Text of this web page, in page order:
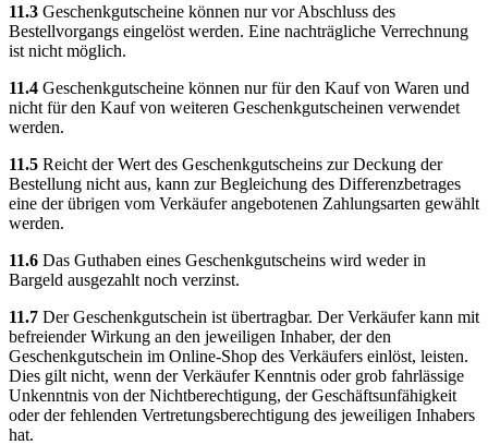
11.3 Geschenkgutscheine können nur vor Abschluss des
Bestellvorgangs eingelöst werden. Eine nachträgliche Verrechnung
ist nicht möglich.
11.4 Geschenkgutscheine können nur für den Kauf von Waren und
nicht für den Kauf von weiteren Geschenkgutscheinen verwendet
werden.
11.5 Reicht der Wert des Geschenkgutscheins zur Deckung der
Bestellung nicht aus, kann zur Begleichung des Differenzbetrages
eine der übrigen vom Verkäufer angebotenen Zahlungsarten gewählt
werden.
11.6 Das Guthaben eines Geschenkgutscheins wird weder in
Bargeld ausgezahlt noch verzinst.
11.7 Der Geschenkgutschein ist übertragbar. Der Verkäufer kann mit
befreiender Wirkung an den jeweiligen Inhaber, der den
Geschenkgutschein im Online-Shop des Verkäufers einlöst, leisten.
Dies gilt nicht, wenn der Verkäufer Kenntnis oder grob fahrlässige
Unkenntnis von der Nichtberechtigung, der Geschäftsunfähigkeit
oder der fehlenden Vertretungsberechtigung des jeweiligen Inhabers
hat.